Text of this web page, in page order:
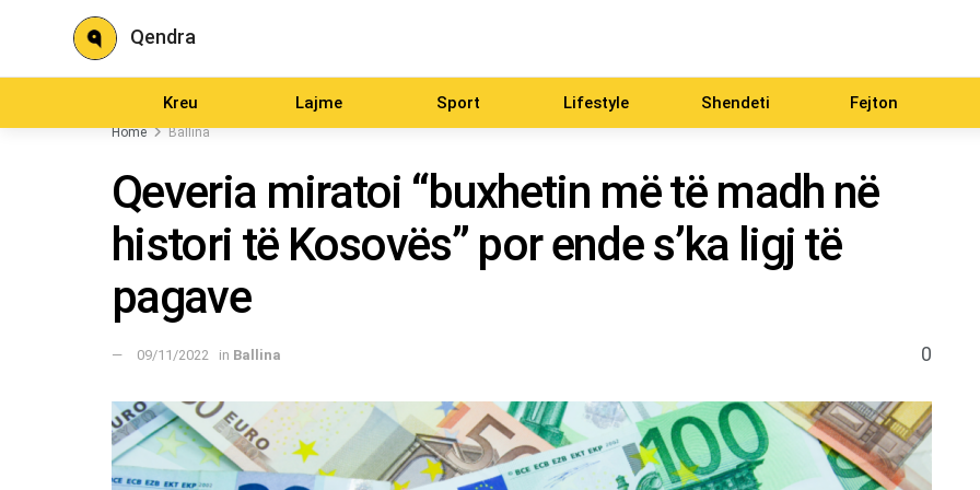
Qendra
Kreu Lajme Sport Lifestyle Shendeti Fejton
Home Ballina
Qeveria miratoi “buxhetin më të madh në
histori të Kosovës” por ende s’ka ligj të
pagave
09/11/2022 in Ballina 0